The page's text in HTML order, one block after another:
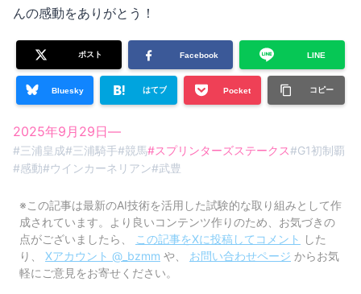
んの感動をありがとう！
ポスト Facebook LINE
Bluesky はてブ Pocket コピー
2025年9月29日—
#三浦皇成#三浦騎手#競馬#スプリンターズステークス#G1初制覇
#感動#ウインカーネリアン#武豊
※この記事は最新のAI技術を活用した試験的な取り組みとして作
成されています。より良いコンテンツ作りのため、お気づきの
点がございましたら、
この記事をXに投稿してコメント した
り、
Xアカウント @_bzmm や、 お問い合わせページ からお気
軽にご意見をお寄せください。